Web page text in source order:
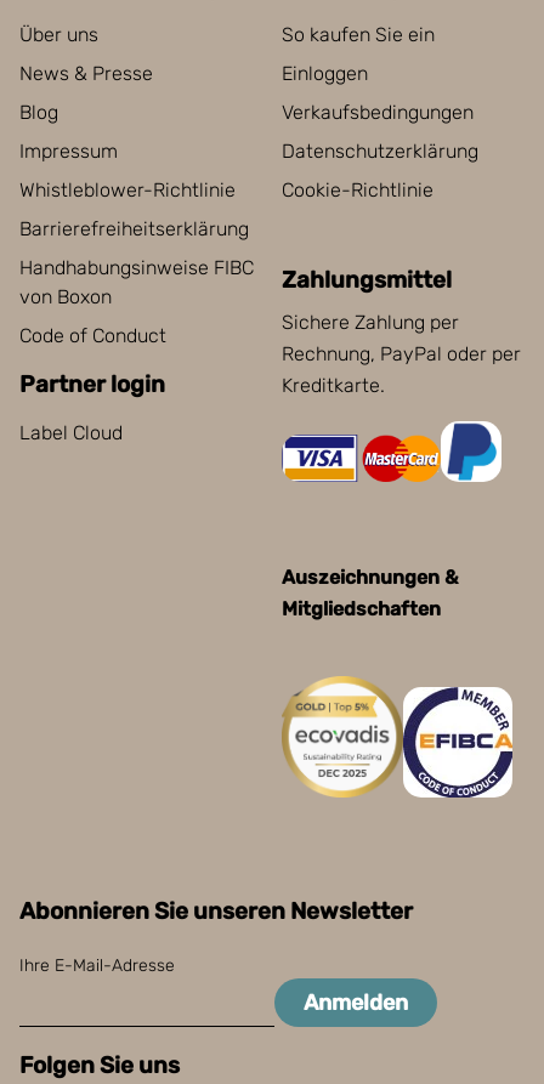
Über uns
News & Presse
Blog
Impressum
Whistleblower-Richtlinie
Barrierefreiheitserklärung
Handhabungsinweise FIBC
von Boxon
Code of Conduct
Partner login
Label Cloud
So kaufen Sie ein
Einloggen
Verkaufsbedingungen
Datenschutzerklärung
Cookie-Richtlinie
Zahlungsmittel
Sichere Zahlung per
Rechnung, PayPal oder per
Kreditkarte.
Auszeichnungen &
Mitgliedschaften
Abonnieren Sie unseren Newsletter
Ihre E-Mail-Adresse
Anmelden
Folgen Sie uns